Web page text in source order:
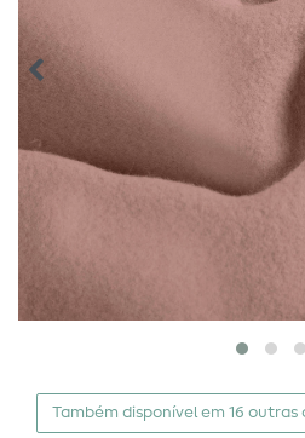
Também disponível em 16 outras